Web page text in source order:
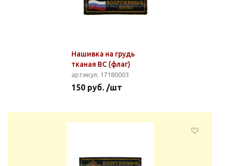
Нашивка на грудь
тканая ВС (флаг)
артикул: 17180003
150 руб. /шт